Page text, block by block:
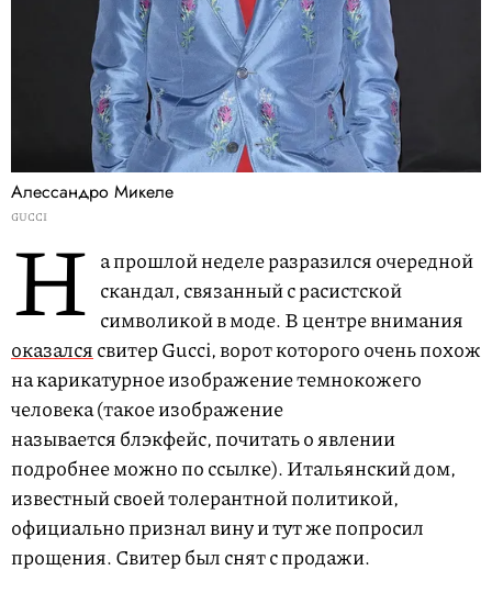
Алессандро Микеле
GUCCI
Н а прошлой неделе разразился очередной
скандал, связанный с расистской
символикой в моде. В центре внимания
оказалсясвитер Gucci, ворот которого очень похож
на карикатурное изображение темнокожего
человека (такое изображение
называется блэкфейс, почитать о явлении
подробнее можно по ссылке). Итальянский дом,
известный своей толерантной политикой,
официально признал вину и тут же попросил
прощения. Свитер был снят с продажи.